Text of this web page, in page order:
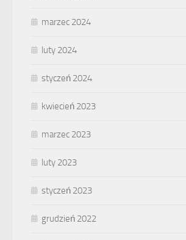
marzec 2024
luty 2024
styczeń 2024
kwiecień 2023
marzec 2023
luty 2023
styczeń 2023
grudzień 2022